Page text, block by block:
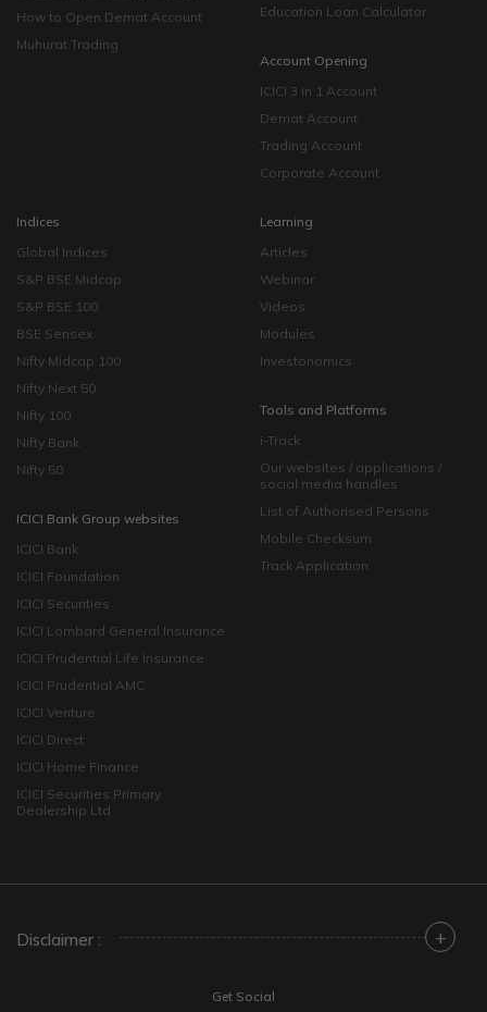
How to Open Demat Account
Muhurat Trading
Education Loan Calculator
Account Opening
ICICI 3 in 1 Account
Demat Account
Trading Account
Corporate Account
Indices
Global Indices
S&P BSE Midcap
S&P BSE 100
BSE Sensex
Nifty Midcap 100
Nifty Next 50
Nifty 100
Nifty Bank
Nifty 50
ICICI Bank Group websites
ICICI Bank
ICICI Foundation
ICICI Securities
ICICI Lombard General Insurance
ICICI Prudential Life Insurance
ICICI Prudential AMC
ICICI Venture
ICICI Direct
ICICI Home Finance
ICICI Securities Primary
Dealership Ltd
Learning
Articles
Webinar
Videos
Modules
Investonomics
Tools and Platforms
i-Track
Our websites / applications /
social media handles
List of Authorised Persons
Mobile Checksum
Track Application
Disclaimer : +
Get Social